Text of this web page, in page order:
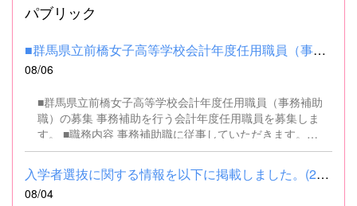
パブリック
■群馬県立前橋女子高等学校会計年度任用職員（事務補助職）の募集...
08/06
■群馬県立前橋女子高等学校会計年度任用職員（事務補助
職）の募集 事務補助を行う会計年度任用職員を募集しま
す。 ■職務内容 事務補助職に従事していただきます。
SSH（スーパーサイエンスハイスクール）事業にかかるパ
ソコンでの文書・資料作成、データ入力・整理事務、電話
対応、書類の整理、その他事務補助業務全般 ■募集人数 １
名 ■募集対象 以下の条件を満たしている方 基本的なパソコ
入学者選抜に関する情報を以下に掲載しました。(2026.8.4) ■令和...
08/04